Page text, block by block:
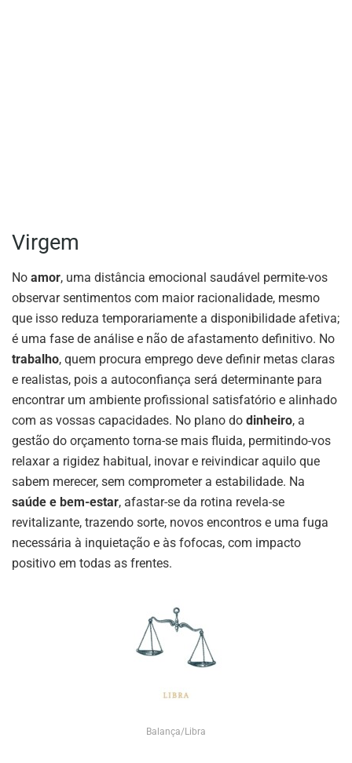
Virgem
No amor, uma distância emocional saudável permite-vos
observar sentimentos com maior racionalidade, mesmo
que isso reduza temporariamente a disponibilidade afetiva;
é uma fase de análise e não de afastamento definitivo. No
trabalho, quem procura emprego deve definir metas claras
e realistas, pois a autoconfiança será determinante para
encontrar um ambiente profissional satisfatório e alinhado
com as vossas capacidades. No plano do dinheiro, a
gestão do orçamento torna-se mais fluida, permitindo-vos
relaxar a rigidez habitual, inovar e reivindicar aquilo que
sabem merecer, sem comprometer a estabilidade. Na
saúde e bem-estar, afastar-se da rotina revela-se
revitalizante, trazendo sorte, novos encontros e uma fuga
necessária à inquietação e às fofocas, com impacto
positivo em todas as frentes.
Balança/Libra